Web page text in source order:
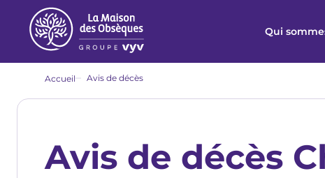
contenu
principal
Qui
d'Ariane
Accueil Avis de décès
Avis de décès